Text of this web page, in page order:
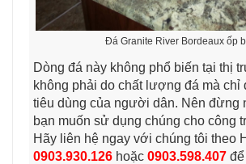
Đá Granite River Bordeaux ốp
Dòng đá này không phổ biến tại thị
không phải do chất lượng đá mà chỉ
tiêu dùng của người dân. Nên đừng
bạn muốn sử dụng chúng cho công
Hãy liên hệ ngay với chúng tôi theo
0903.930.126 hoặc 0903.598.407